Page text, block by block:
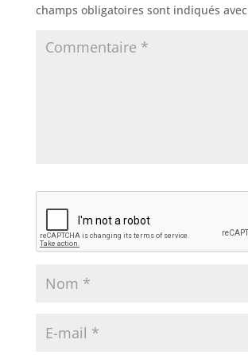
champs obligatoires sont indiqués avec